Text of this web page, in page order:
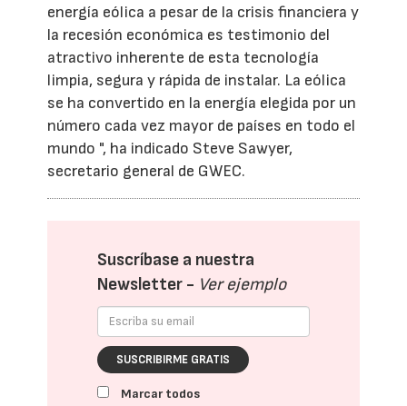
energía eólica a pesar de la crisis financiera y
la recesión económica es testimonio del
atractivo inherente de esta tecnología
limpia, segura y rápida de instalar. La eólica
se ha convertido en la energía elegida por un
número cada vez mayor de países en todo el
mundo ", ha indicado Steve Sawyer,
secretario general de GWEC.
Suscríbase a nuestra
Newsletter - Ver ejemplo
SUSCRIBIRME GRATIS
Marcar todos